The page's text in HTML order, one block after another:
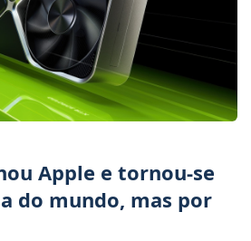
Apple e tornou-se
do mundo, mas por